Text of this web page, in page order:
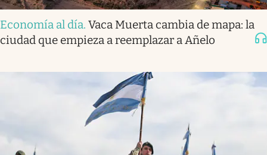
Economía al día. Vaca Muerta cambia de mapa: la
ciudad que empieza a reemplazar a Añelo